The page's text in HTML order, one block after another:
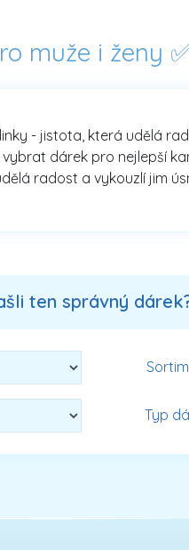
muže i ženy
- jistota, která udělá
dárek pro nejlepší
radost a vykouzlí jim
ten správný
Typ